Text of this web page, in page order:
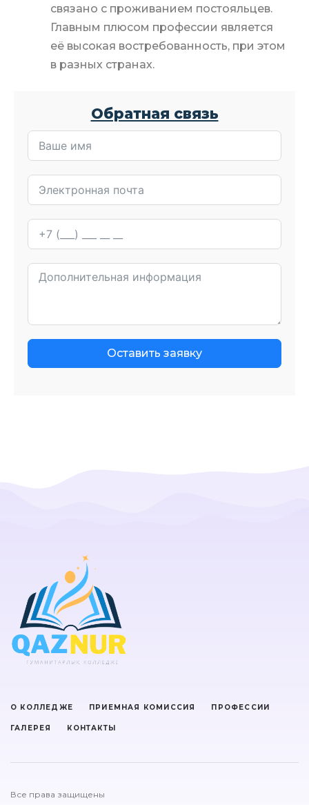
связано с проживанием постояльцев.
Главным плюсом профессии является
её высокая востребованность, при этом
в разных странах.
Обратная связь
Оставить заявку
О КОЛЛЕДЖЕ ПРИЕМНАЯ КОМИССИЯ ПРОФЕССИИ
ГАЛЕРЕЯ КОНТАКТЫ
Все права защищены